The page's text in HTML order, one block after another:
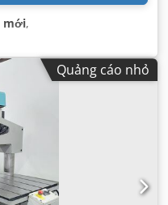
mới,
Quảng cáo nhỏ